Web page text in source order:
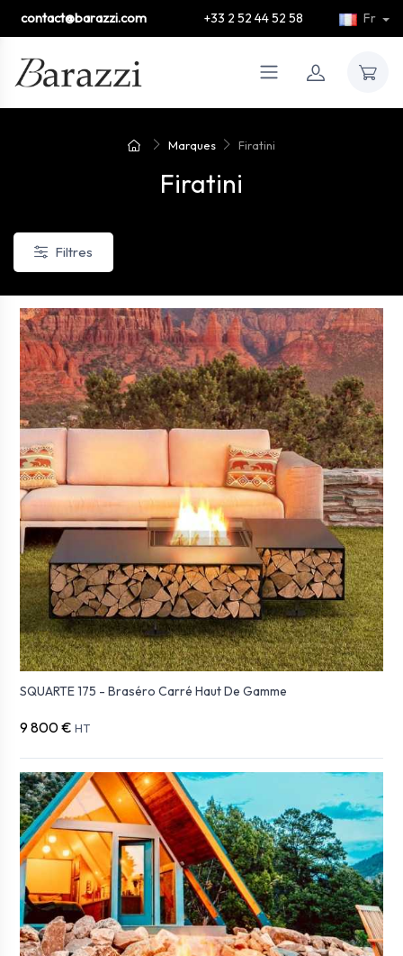
contact@barazzi.com +33 2 52 44 52 58 Fr
Marques Firatini
Firatini
Filtres
SQUARTE 175 - Braséro Carré Haut De Gamme
9 800 € HT